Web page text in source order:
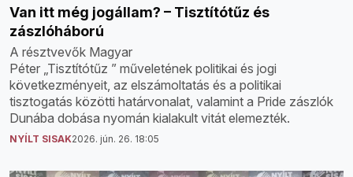
Van itt még jogállam? – Tisztítótűz és
zászlóháború
A résztvevők Magyar
Péter „Tisztítótűz ” műveletének politikai és jogi
következményeit, az elszámoltatás és a politikai
tisztogatás közötti határvonalat, valamint a Pride zászlók
Dunába dobása nyomán kialakult vitát elemezték.
NYÍLT SISAK2026. jún. 26. 18:05